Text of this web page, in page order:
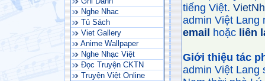
Nghe Nhac
Tủ Sách
Viet Gallery
Anime Wallpaper
Nghe Nhạc Việt
Đọc Truyện CKTN
Truyện Việt Online
tiếng Việt.
admin Việt Lang
email
hoặc liên
Giới thiệu tác
admin Việt Lang